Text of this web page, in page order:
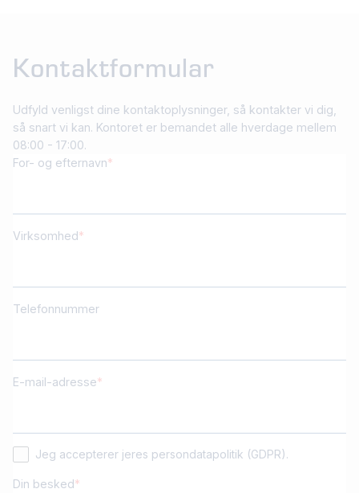
Kontaktformular
Udfyld venligst dine kontaktoplysninger, så kontakter vi dig,
så snart vi kan. Kontoret er bemandet alle hverdage mellem
08:00 - 17:00.
For- og efternavn
Virksomhed
Telefonnummer
E-mail-adresse
Jeg accepterer jeres persondatapolitik (GDPR).
Din besked